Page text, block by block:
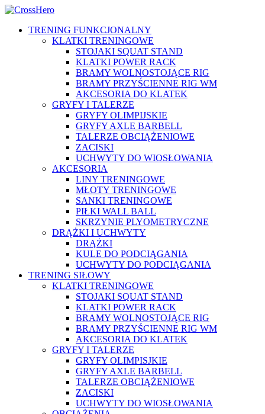
TRENING FUNKCJONALNY
KLATKI TRENINGOWE
STOJAKI SQUAT STAND
KLATKI POWER RACK
BRAMY WOLNOSTOJĄCE RIG
BRAMY PRZYŚCIENNE RIG WM
AKCESORIA DO KLATEK
GRYFY I TALERZE
GRYFY OLIMPIJSKIE
GRYFY AXLE BARBELL
TALERZE OBCIĄŻENIOWE
ZACISKI
UCHWYTY DO WIOSŁOWANIA
AKCESORIA
LINY TRENINGOWE
MŁOTY TRENINGOWE
SANKI TRENINGOWE
PIŁKI WALL BALL
SKRZYNIE PLYOMETRYCZNE
DRĄŻKI I UCHWYTY
DRĄŻKI
KULE DO PODCIĄGANIA
UCHWYTY DO PODCIĄGANIA
TRENING SIŁOWY
KLATKI TRENINGOWE
STOJAKI SQUAT STAND
KLATKI POWER RACK
BRAMY WOLNOSTOJĄCE RIG
BRAMY PRZYŚCIENNE RIG WM
AKCESORIA DO KLATEK
GRYFY I TALERZE
GRYFY OLIMPISJKIE
GRYFY AXLE BARBELL
TALERZE OBCIĄŻENIOWE
ZACISKI
UCHWYTY DO WIOSŁOWANIA